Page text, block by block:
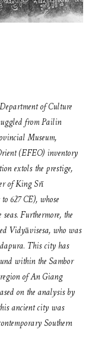
of Culture
from Pailin
Museum,
(EFEO) inventory
extols the prestige,
of King Srī
627 CE), whose
Furthermore, the
Vidyāvisesa, who was
This city has
within the Sambor
of An Giang
on the analysis by
ancient city was
Southern